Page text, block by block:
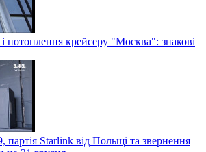
потоплення крейсеру "Москва": знакові
Starlink від Польщі та звернення